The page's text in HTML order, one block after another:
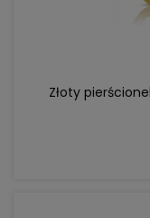
Złoty